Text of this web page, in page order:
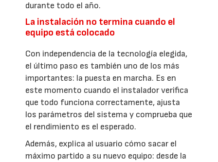
durante todo el año.
La instalación no termina cuando el
equipo está colocado
Con independencia de la tecnología elegida,
el último paso es también uno de los más
importantes: la puesta en marcha. Es en
este momento cuando el instalador verifica
que todo funciona correctamente, ajusta
los parámetros del sistema y comprueba que
el rendimiento es el esperado.
Además, explica al usuario cómo sacar el
máximo partido a su nuevo equipo: desde la